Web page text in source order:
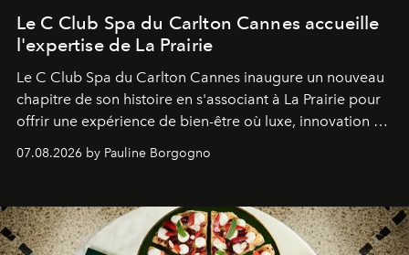
Le C Club Spa du Carlton Cannes accueille
l'expertise de La Prairie
Le C Club Spa du Carlton Cannes inaugure un nouveau
chapitre de son histoire en s'associant à La Prairie pour
offrir une expérience de bien-être où luxe, innovation et
expertise se rencontrent.
07.08.2026 by Pauline Borgogno